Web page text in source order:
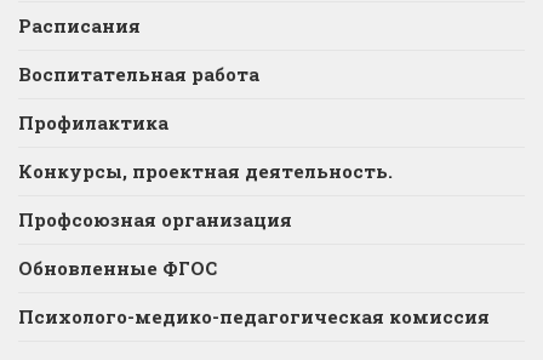
Расписания
Воспитательная работа
Профилактика
Конкурсы, проектная деятельность.
Профсоюзная организация
Обновленные ФГОС
Психолого-медико-педагогическая комиссия